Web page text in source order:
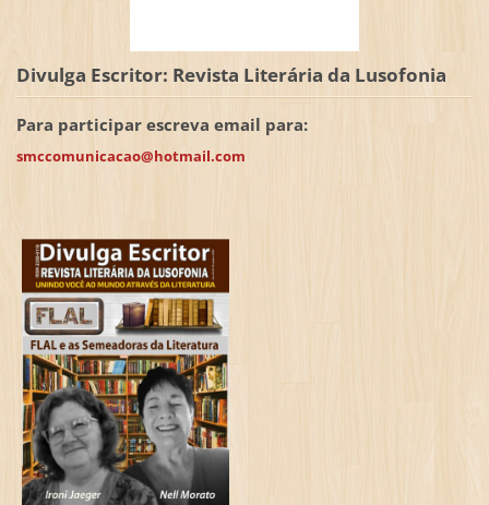
Divulga Escritor: Revista Literária da Lusofonia
Para participar escreva email para:
smccomunicacao@hotmail.com